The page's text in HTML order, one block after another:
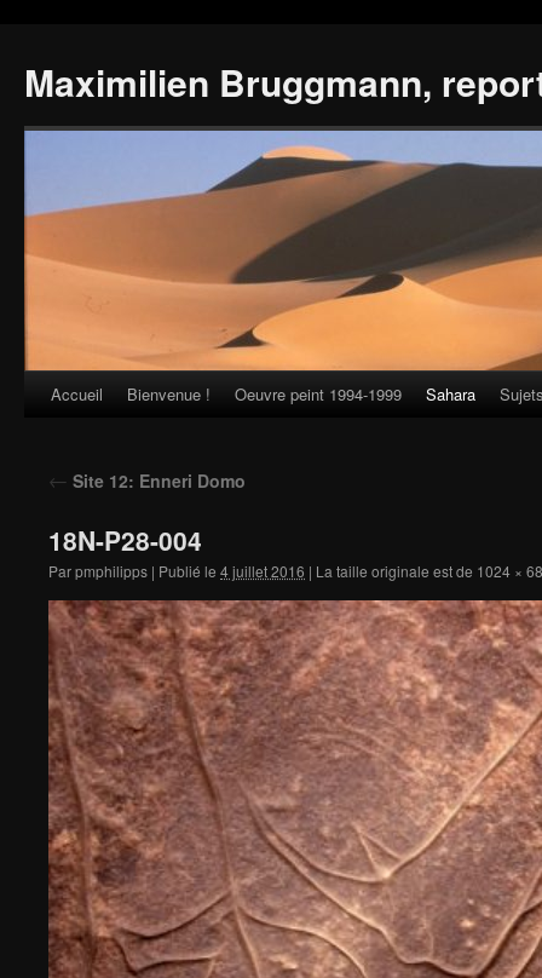
Maximilien Bruggmann,
Skip
content
Accueil Bienvenue ! Oeuvre peint 1994-1999 Sahara
← Site 12: Enneri Domo
18N-P28-004
Parpmphilipps | Publié le 4 juillet 2016 | La taille originale est de 1024 ×